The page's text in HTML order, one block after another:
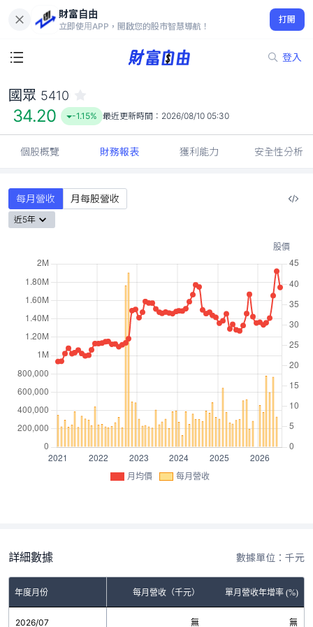
財富自由
立即使用APP，開啟您的股市智慧導航！
打開
登入
34.20
-1.15%
國眾 5410
34.20 -1.15% 最近更新時間： 2026/08/10 05:30
個股概覽 財務報表 獲利能力 安全性分析
每月營收 月每股營收
近5年
月均價 每月營收
詳細數據 數據單位：千元
年度月份 每月營收（千元） 單月營收年增率 (%)
2026/07 無 無